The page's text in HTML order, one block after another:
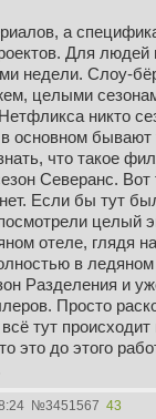
а
Для людей
недели. Слоу-
целыми
никто
основном бывают
что такое
Северанс.
Если бы тут
целый
отеле, глядя
в ледяном
Разделения и
Просто
тут происходит
это до этого
№3451567 43